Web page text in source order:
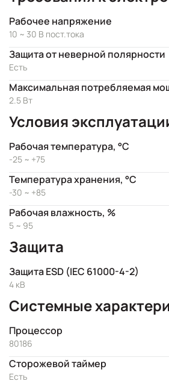
Рабочее напряжение
10 ~ 30 В пост.тока
Защита от неверной полярности
Есть
Максимальная потребляемая
2.5 Вт
Условия
Рабочая температура, °C
-25 ~ +75
Температура хранения, °C
-30 ~ +85
Рабочая влажность, %
5 ~ 95
Защита
Защита ESD (IEC 61000-4-2)
4 кВ
Системные
Процессор
80186
Сторожевой таймер
Есть